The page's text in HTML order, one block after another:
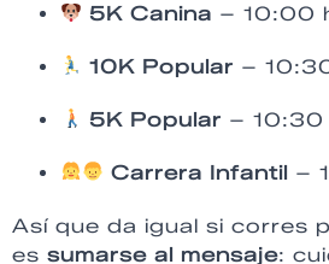
5K Canina – 10:00
10K Popular –
5K Popular – 10:30
Carrera Infantil –
Así que da igual si corres
es sumarse al mensaje: